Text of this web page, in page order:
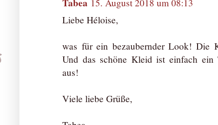
Tabea 15. August 2018 um 08:13
Liebe Héloise,
was für ein bezaubernder Look! Die
Und das schöne Kleid ist einfach ein
aus!
Viele liebe Grüße,